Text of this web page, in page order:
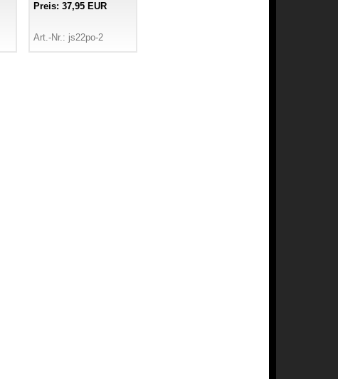
Preis: 37,95 EUR
Art.-Nr.: js22po-2